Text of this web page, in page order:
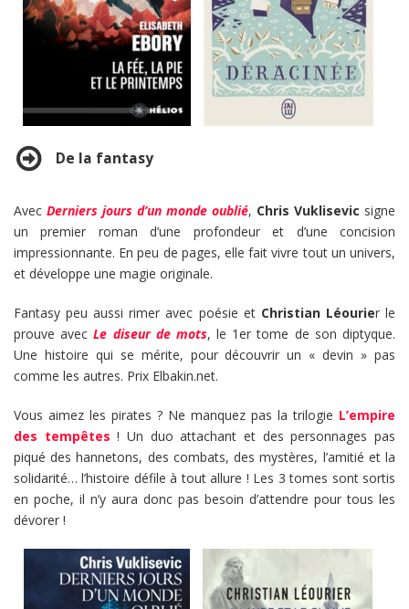
De la fantasy
Avec Derniers jours d’un monde oublié, Chris Vuklisevic signe
un premier roman d’une profondeur et d’une concision
impressionnante. En peu de pages, elle fait vivre tout un univers,
et développe une magie originale.
Fantasy peu aussi rimer avec poésie et Christian Léourier le
prouve avecLe diseur de mots, le 1er tome de son diptyque.
Une histoire qui se mérite, pour découvrir un « devin » pas
comme les autres. Prix Elbakin.net.
Vous aimez les pirates ? Ne manquez pas la trilogie L’empire
des tempêtes ! Un duo attachant et des personnages pas
piqué des hannetons, des combats, des mystères, l’amitié et la
solidarité… l’histoire défile à tout allure ! Les 3 tomes sont sortis
en poche, il n’y aura donc pas besoin d’attendre pour tous les
dévorer !